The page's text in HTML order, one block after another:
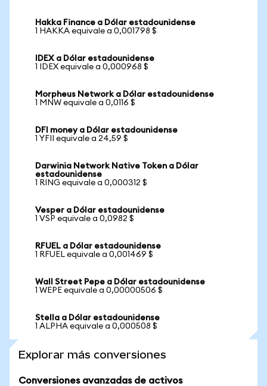
Hakka Finance a Dólar estadounidense
1 HAKKA equivale a 0,001798 $
IDEX a Dólar estadounidense
1 IDEX equivale a 0,000968 $
Morpheus Network a Dólar estadounidense
1 MNW equivale a 0,0116 $
DFI money a Dólar estadounidense
1 YFII equivale a 24,59 $
Darwinia Network Native Token a Dólar
estadounidense
1 RING equivale a 0,000312 $
Vesper a Dólar estadounidense
1 VSP equivale a 0,0982 $
RFUEL a Dólar estadounidense
1 RFUEL equivale a 0,001469 $
Wall Street Pepe a Dólar estadounidense
1 WEPE equivale a 0,00000506 $
Stella a Dólar estadounidense
1 ALPHA equivale a 0,000508 $
Explorar más conversiones
Conversiones avanzadas de activos